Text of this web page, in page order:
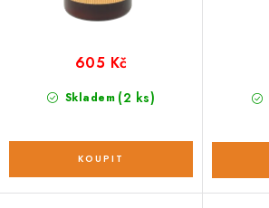
Skladem (2 ks)
605 Kč